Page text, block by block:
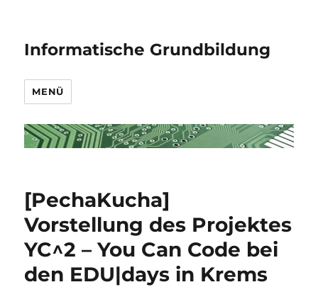
Informatische Grundbildung
MENÜ
[PechaKucha]
Vorstellung des Projektes
YC^2 – You Can Code bei
den EDU|days in Krems